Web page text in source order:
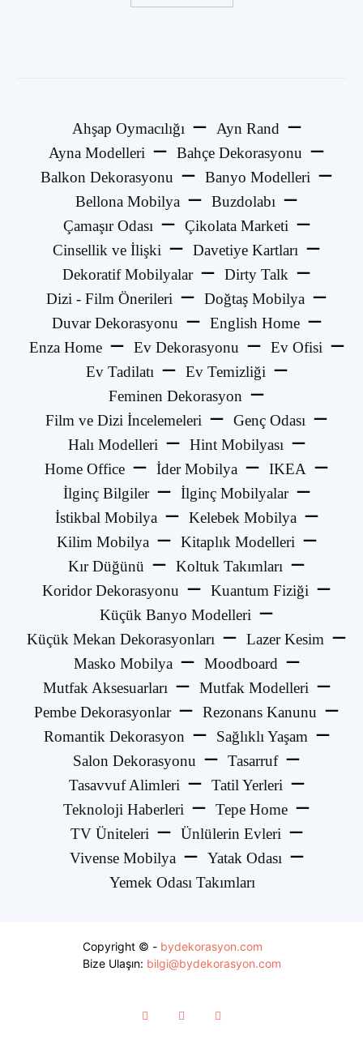
Ahşap Oymacılığı
Ayn Rand
Ayna Modelleri
Bahçe Dekorasyonu
Balkon Dekorasyonu
Banyo Modelleri
Bellona Mobilya
Buzdolabı
Çamaşır Odası
Çikolata Marketi
Cinsellik ve İlişki
Davetiye Kartları
Dekoratif Mobilyalar
Dirty Talk
Dizi - Film Önerileri
Doğtaş Mobilya
Duvar Dekorasyonu
English Home
Enza Home
Ev Dekorasyonu
Ev Ofisi
Ev Tadilatı
Ev Temizliği
Feminen Dekorasyon
Film ve Dizi İncelemeleri
Genç Odası
Halı Modelleri
Hint Mobilyası
Home Office
İder Mobilya
IKEA
İlginç Bilgiler
İlginç Mobilyalar
İstikbal Mobilya
Kelebek Mobilya
Kilim Mobilya
Kitaplık Modelleri
Kır Düğünü
Koltuk Takımları
Koridor Dekorasyonu
Kuantum Fiziği
Küçük Banyo Modelleri
Küçük Mekan Dekorasyonları
Lazer Kesim
Masko Mobilya
Moodboard
Mutfak Aksesuarları
Mutfak Modelleri
Pembe Dekorasyonlar
Rezonans Kanunu
Romantik Dekorasyon
Sağlıklı Yaşam
Salon Dekorasyonu
Tasarruf
Tasavvuf Alimleri
Tatil Yerleri
Teknoloji Haberleri
Tepe Home
TV Üniteleri
Ünlülerin Evleri
Vivense Mobilya
Yatak Odası
Yemek Odası Takımları
Copyright © - bydekorasyon.com
Bize Ulaşın: bilgi@bydekorasyon.com